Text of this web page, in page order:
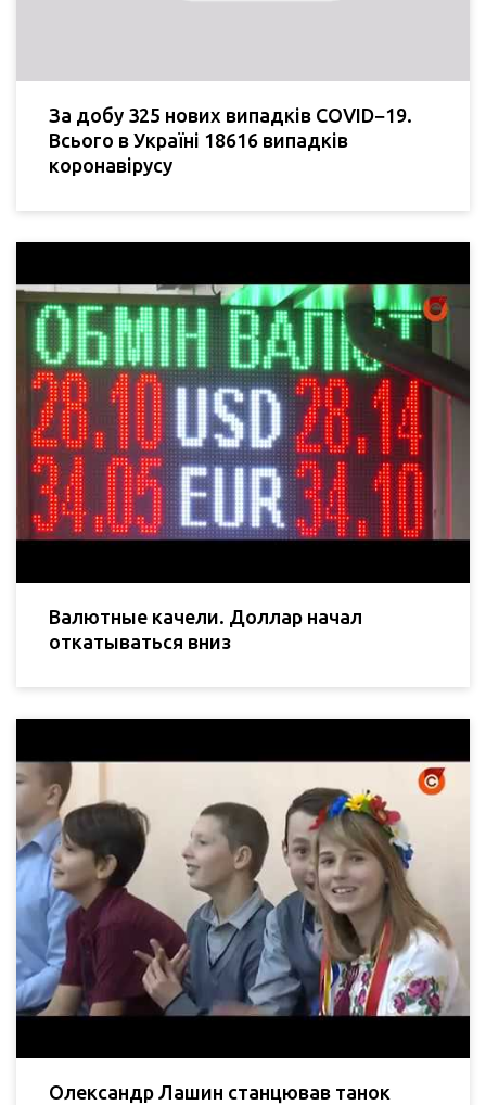
За добу 325 нових випадків COVID−19.
Всього в Україні 18616 випадків
коронавірусу
Валютные качели. Доллар начал
откатываться вниз
Олександр Лашин станцював танок